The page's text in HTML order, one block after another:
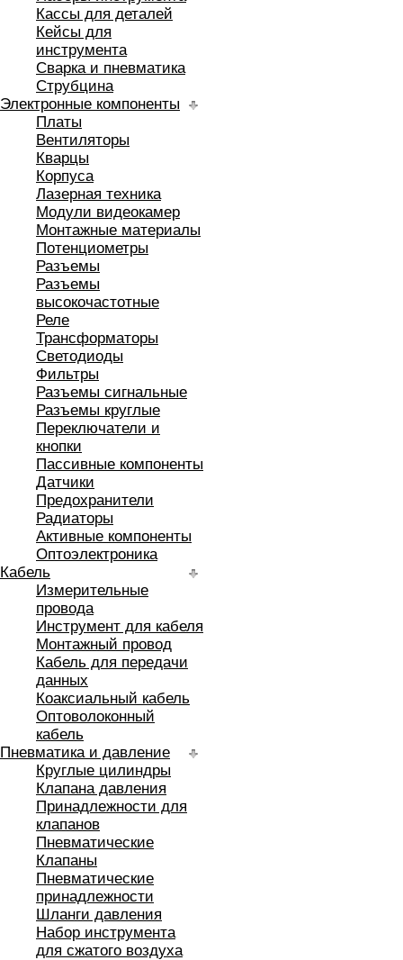
Кассы для деталей
Кейсы для
инструмента
Сварка и пневматика
Струбцина
Электронные компоненты
Платы
Вентиляторы
Кварцы
Корпуса
Лазерная техника
Модули видеокамер
Монтажные материалы
Потенциометры
Разъемы
Разъемы
высокочастотные
Реле
Трансформаторы
Светодиоды
Фильтры
Разъемы сигнальные
Разъемы круглые
Переключатели и
кнопки
Пассивные компоненты
Датчики
Предохранители
Радиаторы
Активные компоненты
Оптоэлектроника
Кабель
Измерительные
провода
Инструмент для кабеля
Монтажный провод
Кабель для передачи
данных
Коаксиальный кабель
Оптоволоконный
кабель
Пневматика и давление
Круглые цилиндры
Клапана давления
Принадлежности для
клапанов
Пневматические
Клапаны
Пневматические
принадлежности
Шланги давления
Набор инструмента
для сжатого воздуха